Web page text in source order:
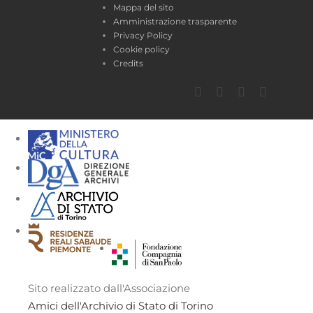
Mappa del sito
Amministrazione trasparente
Privacy Policy
Cookie policy
Credits
Facebook
TwitterYouTube
Sito realizzato dall'Associazione
Amici dell'Archivio di Stato di Torino